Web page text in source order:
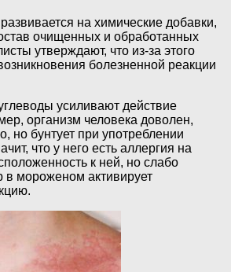
на химические добавки,
очищенных и обработанных
утверждают, что из-за этого
болезненной реакции
усиливают действие
организм человека доволен,
но бунтует при употреблении
что у него есть аллергия на
к ней, но слабо
мороженом активирует